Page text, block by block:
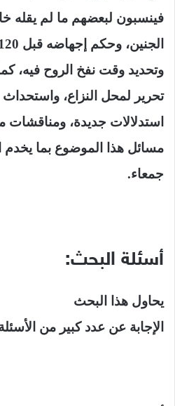
فينسبون لبعضهم ما لم يقله
الجنين، وحكم إجهاضه قبل 120 يوما،
وتحديد وقت نفخ الروح فيه،
تحرير لمحل النزاع، واستحداث
استدلالات جديدة، ومناقشات
مسائل هذا الموضوع بما يخدم
جمعاء.
أسئلة البحث:
يحاول هذا البحث
الإجابة عن عدد كبير من